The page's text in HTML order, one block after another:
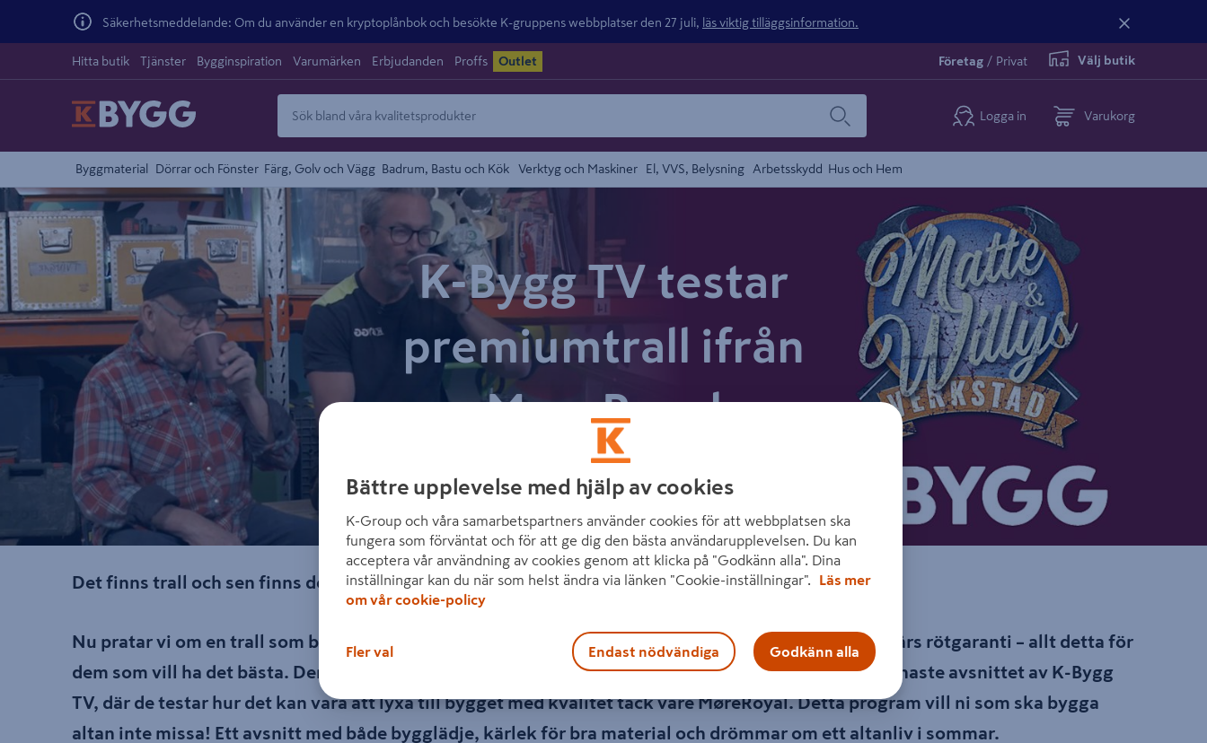
Säkerhetsmeddelande: Om du använder en kryptoplånbok och besökte K-gruppens webbplatser den 27 juli, läs viktig tilläggsinformation.
Hitta butik Tjänster Bygginspiration Varumärken Erbjudanden Proffs Outlet Företag / Privat Välj butik
Logga in Varukorg
Byggmaterial Dörrar och Fönster Färg, Golv och Vägg Badrum, Bastu och Kök Verktyg och Maskiner El, VVS, Belysning Arbetsskydd Hus och Hem
K-Bygg TV testar
premiumtrall ifrån
MøreRoyal
Det finns trall och sen finns det MøreRoyal..!
Nu pratar vi om en trall som både är dubbelimpregnerad, kokad i linolja under vakuum och med 50 års rötgaranti – allt detta för
dem som vill ha det bästa. Denna ”kungliga” trall imponerar till och med på Matte och Willy i det senaste avsnittet av K-Bygg
TV, där de testar hur det kan vara att lyxa till bygget med kvalitet tack vare MøreRoyal. Detta program vill ni som ska bygga
altan inte missa! Ett avsnitt med både bygglädje, kärlek för bra material och drömmar om ett altanliv i sommar.
Bättre upplevelse med hjälp av cookies
K-Group och våra samarbetspartners använder cookies för att webbplatsen ska
fungera som förväntat och för att ge dig den bästa användarupplevelsen. Du kan
acceptera vår användning av cookies genom att klicka på "Godkänn alla". Dina
inställningar kan du när som helst ändra via länken "Cookie-inställningar".
Läs mer
om vår cookie-policy
Fler val Endast nödvändiga Godkänn alla